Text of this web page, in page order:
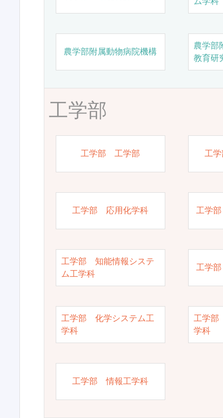
農学部附属動物病院機構
農学部
教育研
工学部
工学部 工学部 工
工学部 応用化学科 工学
工学部 知能情報システ
ム工学科
工学
工学部 化学システム工
学科
工学部
学科
工学部 情報工学科